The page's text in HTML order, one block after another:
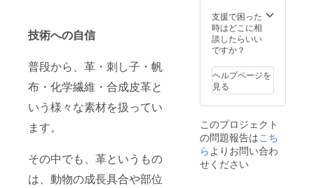
技術への自信
普段から、革・刺し子・帆
布・化学繊維・合成皮革と
いう様々な素材を扱ってい
ます。
その中でも、革というもの
は、動物の成長具合や部位
望に添
えない
可能性
もござ
す。納
得いた
だける
形にな
しっか
りお打
合せさ
せてい
ただき
支援で困った
時はどこに相
談したらいい
ですか？
ヘルプページを
見る
このプロジェクト
の問題報告はこち
ら よりお問い合わ
せください